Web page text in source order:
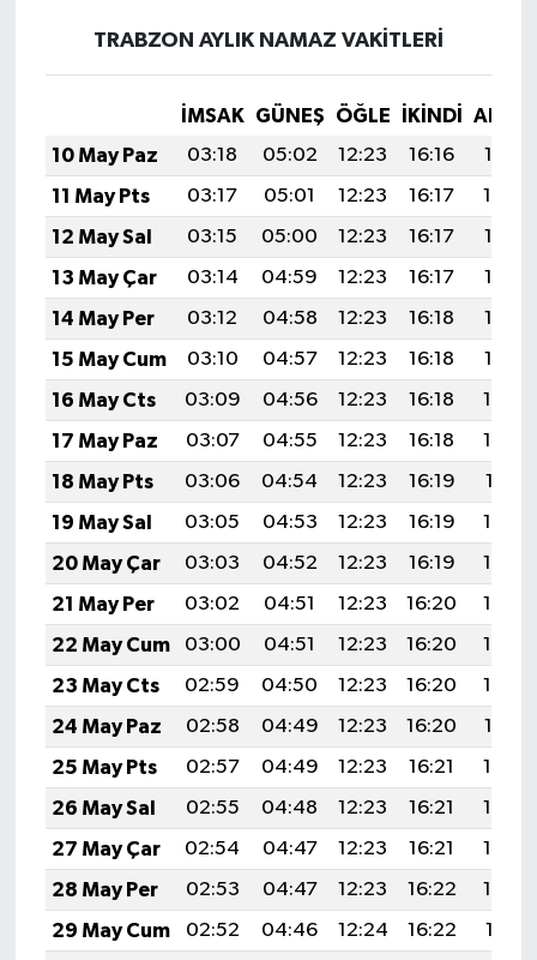
TRABZON AYLIK NAMAZ VAKITLERI
İMSAK GÜNEŞ ÖĞLE İKINDI
10 May Paz
03:18 05:02 12:23 16:16
19:33
11 May Pts
03:17 05:01 12:23 16:17
19:34
12 May Sal
03:15 05:00 12:23 16:17
19:35
13 May Çar
03:14 04:59 12:23 16:17
19:36
14 May Per
03:12 04:58 12:23 16:18
19:37
15 May Cum
03:10 04:57 12:23 16:18
19:38
16 May Cts
03:09 04:56 12:23 16:18
19:39
17 May Paz
03:07 04:55 12:23 16:18
19:40
18 May Pts
03:06 04:54 12:23 16:19
19:41
19 May Sal
03:05 04:53 12:23 16:19
19:42
20 May Çar
03:03 04:52 12:23 16:19
19:43
21 May Per
03:02 04:51 12:23 16:20
19:44
22 May Cum
03:00 04:51 12:23 16:20
19:45
23 May Cts
02:59 04:50 12:23 16:20
19:46
24 May Paz
02:58 04:49 12:23 16:20
19:47
25 May Pts
02:57 04:49 12:23 16:21
19:48
26 May Sal
02:55 04:48 12:23 16:21
19:49
27 May Çar
02:54 04:47 12:23 16:21
19:50
28 May Per
02:53 04:47 12:23 16:22
19:50
29 May Cum
02:52 04:46 12:24 16:22
19:51